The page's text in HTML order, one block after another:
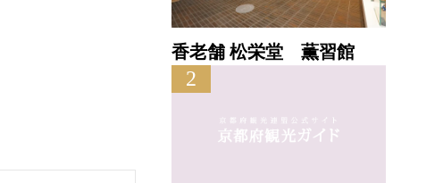
香老舗 松栄堂 薫習館
2